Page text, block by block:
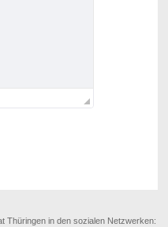
Thüringen in den sozialen Netzwerken: